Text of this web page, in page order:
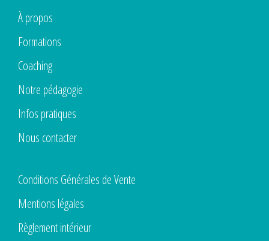
À propos
Formations
Coaching
Notre pédagogie
Infos pratiques
Nous contacter
Conditions Générales de Vente
Mentions légales
Règlement intérieur